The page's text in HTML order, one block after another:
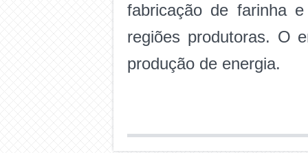
fabricação de farinha
regiões produtoras. O
produção de energia.